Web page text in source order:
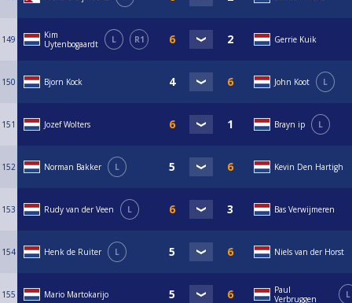
149
Kim
Uytenbogaardt
L R1 Gerrie Kuik
150 Bjorn Kock John Koot L
151 Jozef Wolters Brayn ip L
152 Norman Bakker L Kevin Den Hartigh
153 Rudy van der Veen L Bas Verwijmeren
154 Henk de Ruiter L Niels van der Horst
155 Mario Martokarijo
Paul
Verbruggen
L